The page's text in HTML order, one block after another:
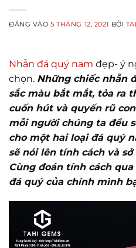
ĐĂNG VÀO5 THÁNG 12, 2021 BỞI
Nhẫn đá quý nam đẹp- ý
chọn. Những chiếc nhẫn
sắc màu bắt mắt, tỏa ra
cuốn hút và quyến rũ
mỗi người chúng ta đều
cho một hai loại đá quý
sẽ nói lên tính cách và
Cùng đoán tính cách
đá quý của chính mình